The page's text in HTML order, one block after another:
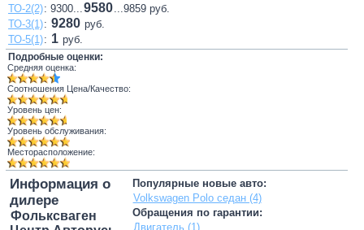
ТО-2(2): 9300...9580...9859 руб.
ТО-3(1): 9280 руб.
ТО-5(1): 1 руб.
Подробные оценки:
Средняя оценка:
Соотношения Цена/Качество:
Уровень цен:
Уровень обслуживания:
Месторасположение:
Популярные новые авто:
Volkswagen Polo седан (4)
Обращения по гарантии:
Двигатель (1)
Информация о
дилере
Фольксваген